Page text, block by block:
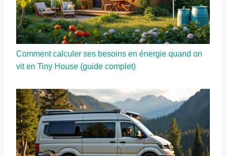
Comment calculer ses besoins en énergie quand on
vit en Tiny House (guide complet)